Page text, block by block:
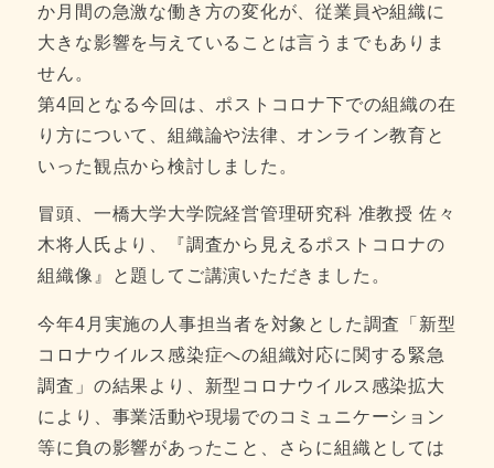
か月間の急激な働き方の変化が、従業員や組織に
大きな影響を与えていることは言うまでもありま
せん。
第4回となる今回は、ポストコロナ下での組織の在
り方について、組織論や法律、オンライン教育と
いった観点から検討しました。
冒頭、一橋大学大学院経営管理研究科 准教授 佐々
木将人氏より、『調査から見えるポストコロナの
組織像』と題してご講演いただきました。
今年4月実施の人事担当者を対象とした調査「新型
コロナウイルス感染症への組織対応に関する緊急
調査」の結果より、新型コロナウイルス感染拡大
により、事業活動や現場でのコミュニケーション
等に負の影響があったこと、さらに組織としては